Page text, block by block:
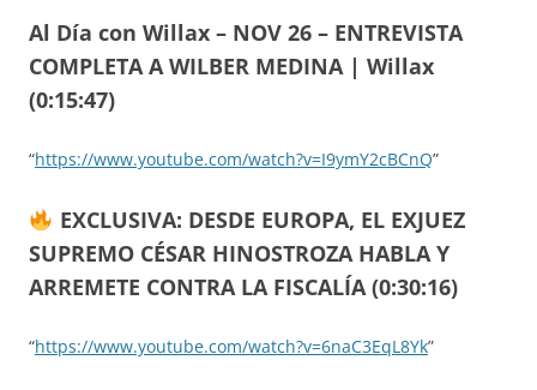
Al Día con Willax – NOV 26 – ENTREVISTA
COMPLETA A WILBER MEDINA | Willax
(0:15:47)
“https://www.youtube.com/watch?v=I9ymY2cBCnQ”
EXCLUSIVA: DESDE EUROPA, EL EXJUEZ
SUPREMO CÉSAR HINOSTROZA HABLA Y
ARREMETE CONTRA LA FISCALÍA (0:30:16)
“https://www.youtube.com/watch?v=6naC3EqL8Yk”